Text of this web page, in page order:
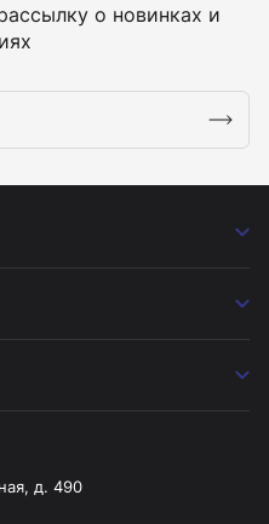
о новинках и
д. 490